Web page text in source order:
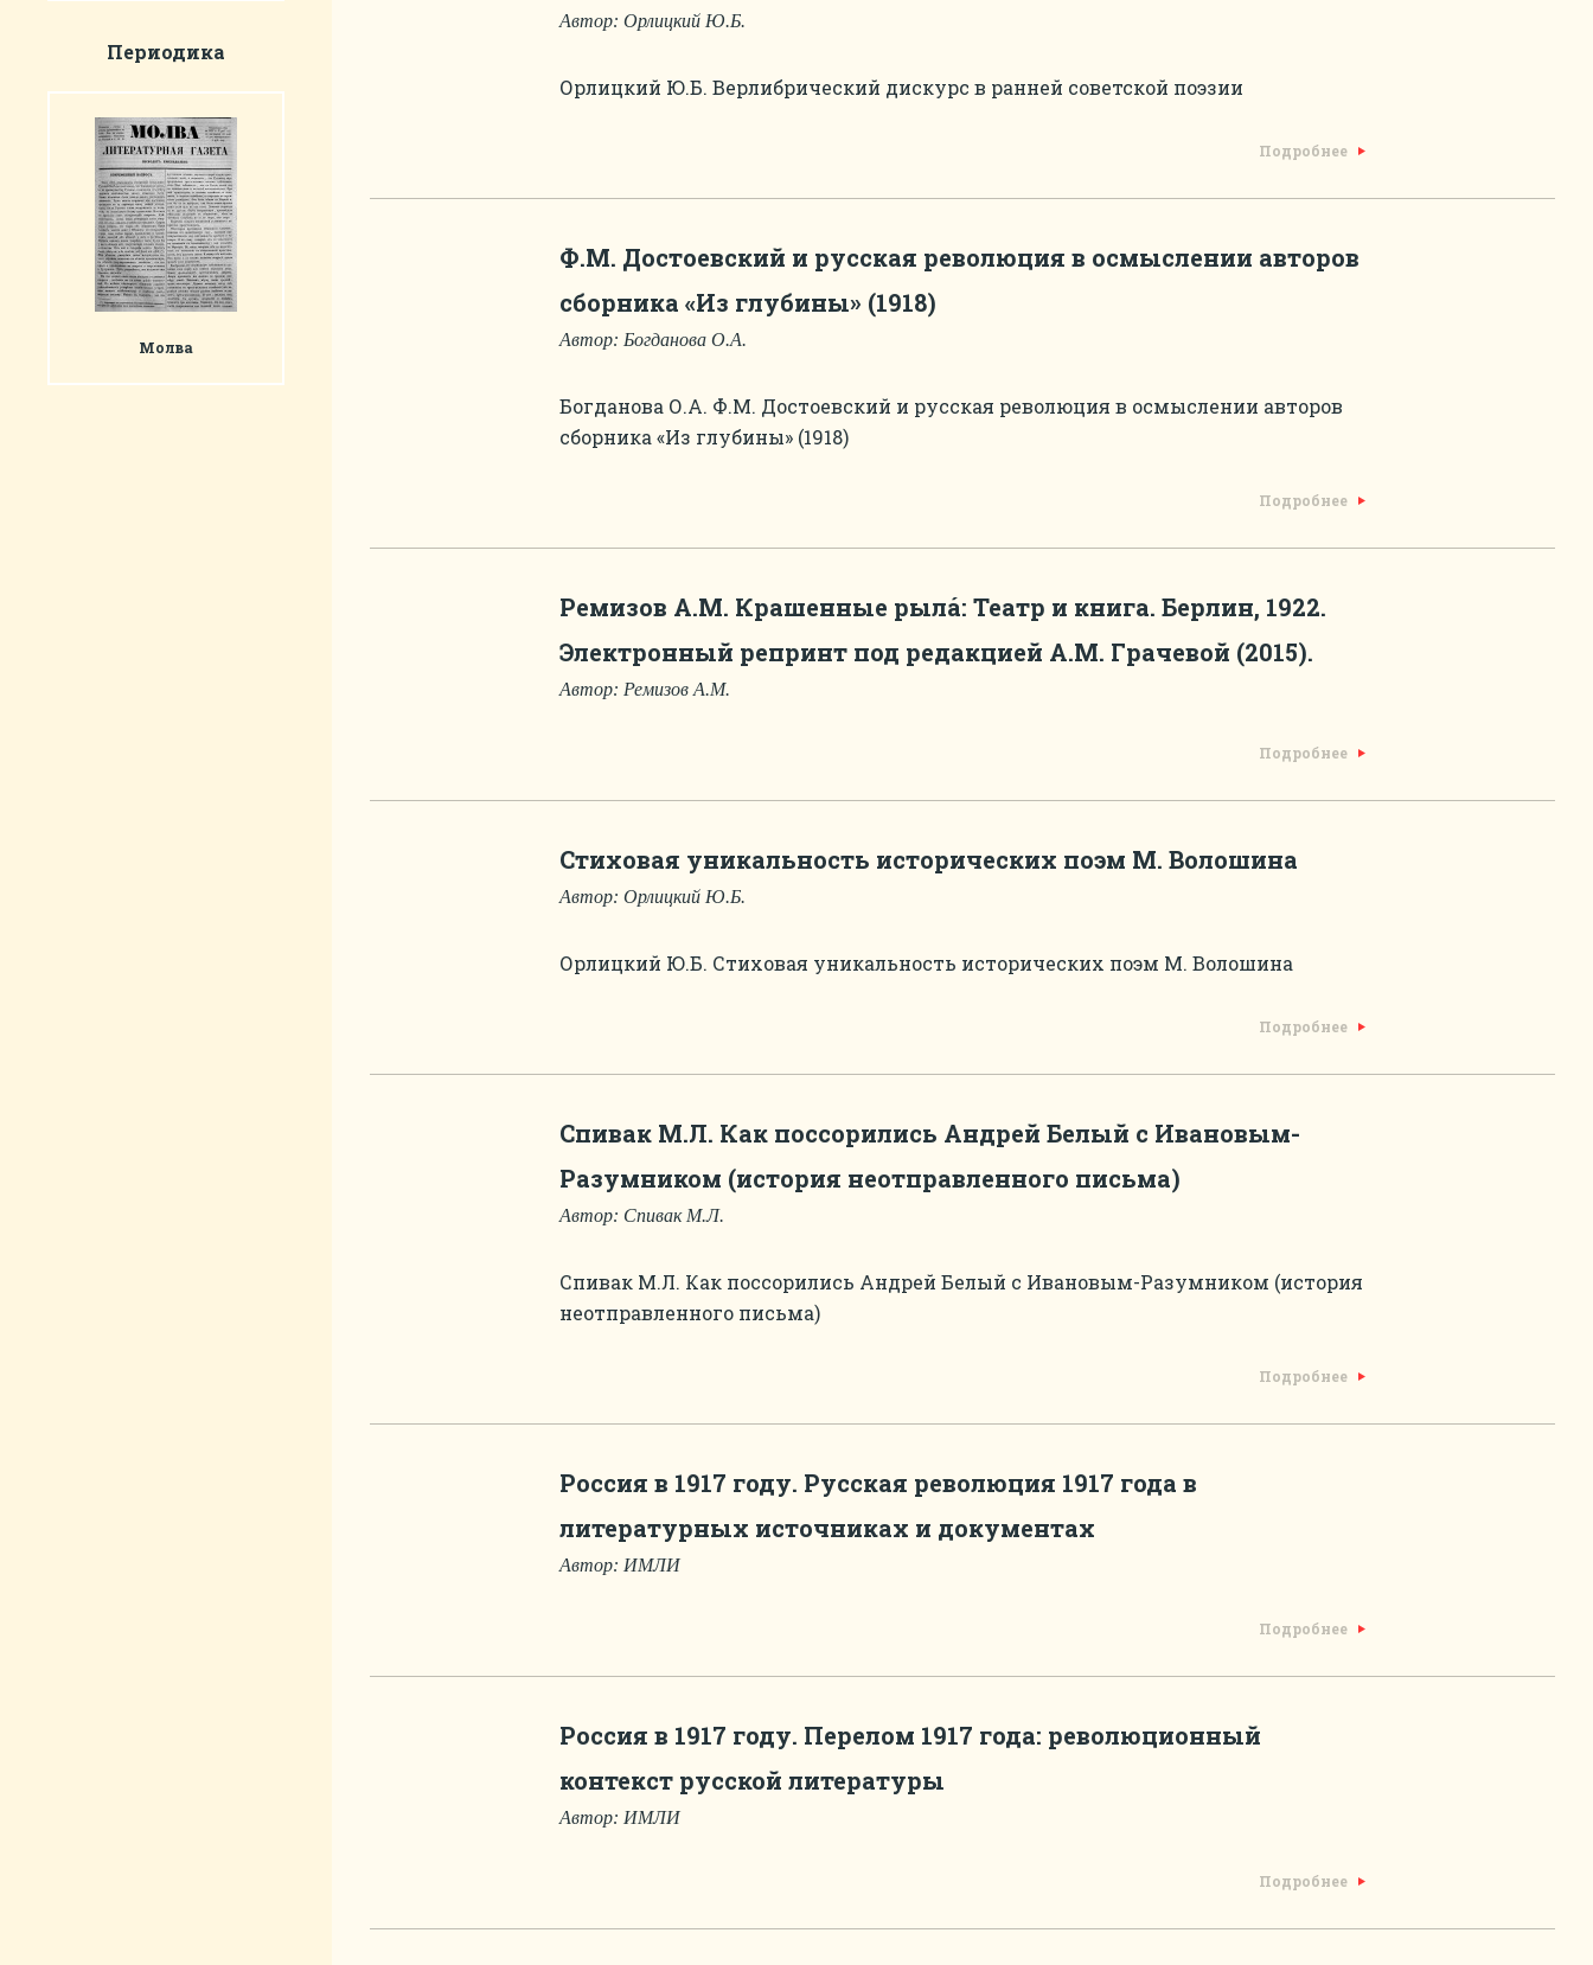
Периодика
Молва
Автор: Орлицкий Ю.Б.
Орлицкий Ю.Б. Верлибрический дискурс в ранней советской поэзии
Подробнее
Ф.М. Достоевский и русская революция в осмыслении авторов
сборника «Из глубины» (1918)
Автор: Богданова О.А.
Богданова О.А. Ф.М. Достоевский и русская революция в осмыслении авторов
сборника «Из глубины» (1918)
Подробнее
Ремизов А.М. Крашенные рылá: Театр и книга. Берлин, 1922.
Электронный репринт под редакцией А.М. Грачевой (2015).
Автор: Ремизов А.М.
Подробнее
Стиховая уникальность исторических поэм М. Волошина
Автор: Орлицкий Ю.Б.
Орлицкий Ю.Б. Стиховая уникальность исторических поэм М. Волошина
Подробнее
Спивак М.Л. Как поссорились Андрей Белый с Ивановым-
Разумником (история неотправленного письма)
Автор: Спивак М.Л.
Спивак М.Л. Как поссорились Андрей Белый с Ивановым-Разумником (история
неотправленного письма)
Подробнее
Россия в 1917 году. Русская революция 1917 года в
литературных источниках и документах
Автор: ИМЛИ
Подробнее
Россия в 1917 году. Перелом 1917 года: революционный
контекст русской литературы
Автор: ИМЛИ
Подробнее